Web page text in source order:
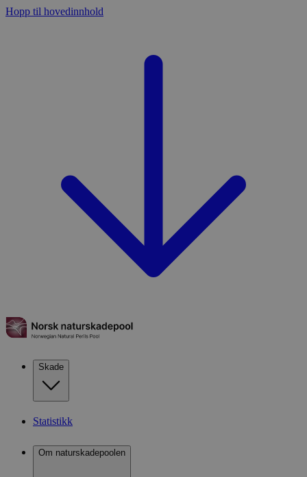
Hopp til hovedinnhold
Skade
Statistikk
Om naturskadepoolen